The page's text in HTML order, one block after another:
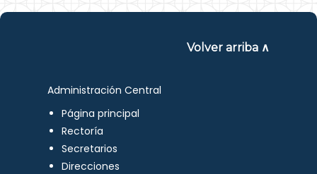
Volver arriba ∧
Administración Central
Página principal
Rectoría
Secretarios
Direcciones